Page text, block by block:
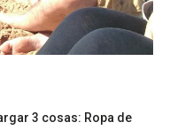
3 cosas: Ropa de